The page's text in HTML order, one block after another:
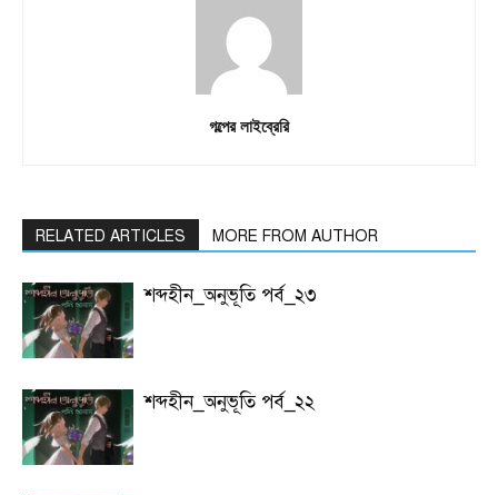
গল্পের লাইব্রেরি
RELATED ARTICLES MORE FROM AUTHOR
শব্দহীন_অনুভূতি পর্ব_২৩
শব্দহীন_অনুভূতি পর্ব_২২